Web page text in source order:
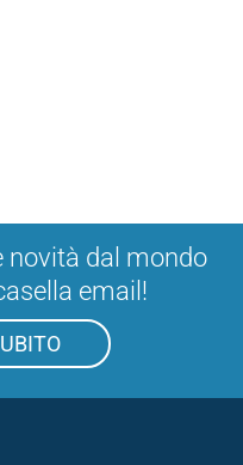
novità dal mondo
email!